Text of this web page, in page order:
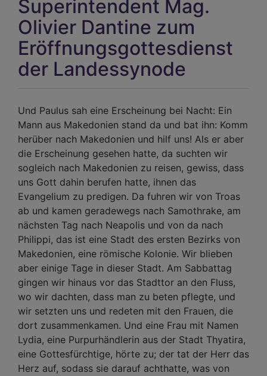
Superintendent Mag.
Olivier Dantine zum
Eröffnungsgottesdienst
der Landessynode
Und Paulus sah eine Erscheinung bei Nacht: Ein
Mann aus Makedonien stand da und bat ihn: Komm
herüber nach Makedonien und hilf uns! Als er aber
die Erscheinung gesehen hatte, da suchten wir
sogleich nach Makedonien zu reisen, gewiss, dass
uns Gott dahin berufen hatte, ihnen das
Evangelium zu predigen. Da fuhren wir von Troas
ab und kamen geradewegs nach Samothrake, am
nächsten Tag nach Neapolis und von da nach
Philippi, das ist eine Stadt des ersten Bezirks von
Makedonien, eine römische Kolonie. Wir blieben
aber einige Tage in dieser Stadt. Am Sabbattag
gingen wir hinaus vor das Stadttor an den Fluss,
wo wir dachten, dass man zu beten pflegte, und
wir setzten uns und redeten mit den Frauen, die
dort zusammenkamen. Und eine Frau mit Namen
Lydia, eine Purpurhändlerin aus der Stadt Thyatira,
eine Gottesfürchtige, hörte zu; der tat der Herr das
Herz auf, sodass sie darauf achthatte, was von